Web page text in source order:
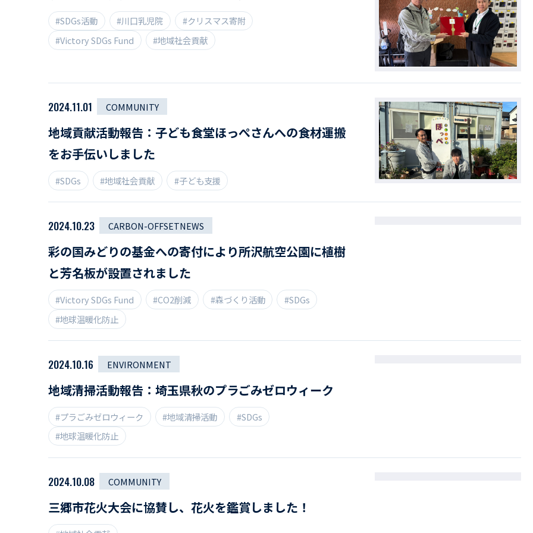
#SDGs活動 #川口乳児院
#クリスマス寄附
#Victory SDGs Fund
#地域社会貢献
2024.11.01 COMMUNITY
地域貢献活動報告：子ども食堂ほっぺさんへの食材運搬
をお手伝いしました
#SDGs #地域社会貢献 #子ども支援
2024.10.23 CARBON-OFFSETNEWS
彩の国みどりの基金への寄付により所沢航空公園に植樹
と芳名板が設置されました
#Victory SDGs Fund #CO2削減 #森づくり活動
#SDGs
#地球温暖化防止
2024.10.16 ENVIRONMENT
地域清掃活動報告：埼玉県秋のプラごみゼロウィーク
#プラごみゼロウィーク #地域清掃活動
#SDGs
#地球温暖化防止
2024.10.08 COMMUNITY
三郷市花火大会に協賛し、花火を鑑賞しました！